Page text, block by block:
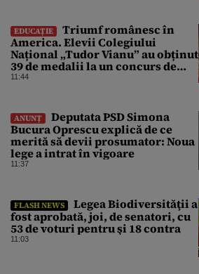
EDUCAȚIE
Triumf românesc în
America. Elevii Colegiului
Național „Tudor Vianu” au obținut
39 de medalii la un concurs de
științe
11:44
ANUNȚ
Deputata PSD Simona
Bucura Oprescu explică de ce
merită să devii prosumator: Noua
lege a intrat în vigoare
11:37
FLASH NEWS
Legea Biodiversităţii a
fost aprobată, joi, de senatori, cu
53 de voturi pentru şi 18 contra
11:03